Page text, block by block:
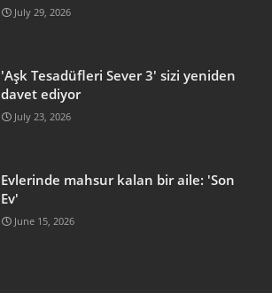
July 29, 2026
'Aşk Tesadüfleri Sever 3' sizi yeniden
davet ediyor
July 23, 2026
Evlerinde mahsur kalan bir aile: 'Son
Ev'
June 15, 2026